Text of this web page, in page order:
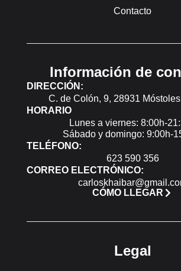
Contacto
Información de
DIRECCIÓN:
C. de Colón, 9, 28931
HORARIO
Lunes a viernes: 8:00h-
Sábado y domingo: 9:00h-
TELÉFONO:
623 590 356
CORREO ELECTRÓNICO:
CÓMO LLEGAR
Legal